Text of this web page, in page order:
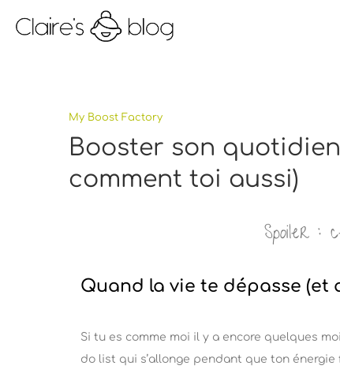
My Boost Factory
Booster son
comment toi aussi)
Spoiler :
Quand la vie te dépasse
Si tu es comme moi il y a encore quelques
do list qui s’allonge pendant que ton